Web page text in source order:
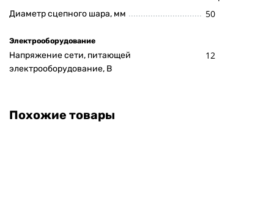
Диаметр сцепного шара, мм 50
Электрооборудование
Напряжение сети, питающей
электрооборудование, В
12
Похожие товары